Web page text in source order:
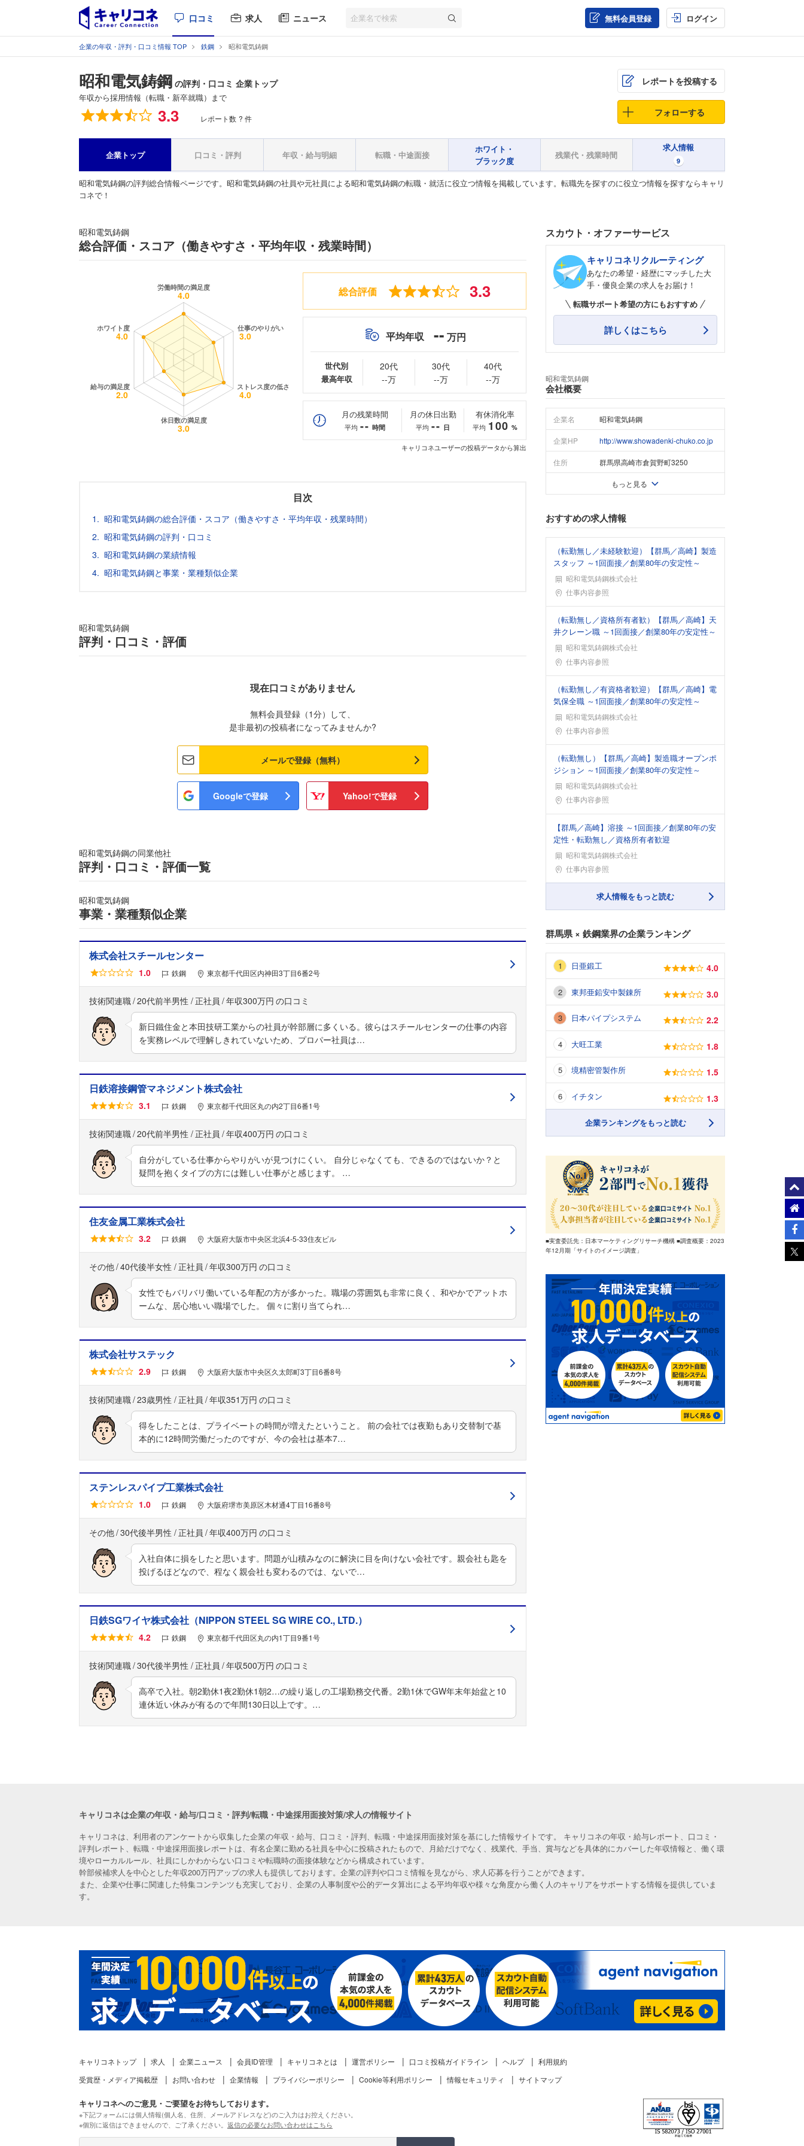
口コミ 求人 ニュース 無料会員登録 ログイン
企業の年収・評判・口コミ情報 TOP 鉄鋼 昭和電気鋳鋼
昭和電気鋳鋼 の評判・口コミ 企業トップ
年収から採用情報（転職・新卒就職）まで
総合評価 3.3 レポート数 ? 件
レポートを投稿する
フォローする
企業トップ 口コミ・評判 年収・給与明細 転職・中途面接
ホワイト・
ブラック度
残業代・残業時間
求人情報
9
昭和電気鋳鋼の評判総合情報ページです。昭和電気鋳鋼の社員や元社員による昭和電気鋳鋼の転職・就活に役立つ情報を掲載しています。転職先を探すのに役立つ情報を探すならキャリ
コネで！
昭和電気鋳鋼
総合評価・スコア（働きやすさ・平均年収・残業時間）
総合評価 3.3
平均年収 -- 万円
世代別
最高年収
20代
--万
30代
--万
40代
--万
月の残業時間
平均 -- 時間
月の休日出勤
平均 -- 日
有休消化率
平均 100 %
キャリコネユーザーの投稿データから算出
目次
昭和電気鋳鋼の総合評価・スコア（働きやすさ・平均年収・残業時間）
昭和電気鋳鋼の評判・口コミ
昭和電気鋳鋼の業績情報
昭和電気鋳鋼と事業・業種類似企業
昭和電気鋳鋼
評判・口コミ・評価
現在口コミがありません
無料会員登録（1分）して、
是非最初の投稿者になってみませんか?
メールで登録（無料）
Googleで登録 Yahoo!で登録
昭和電気鋳鋼の同業他社
評判・口コミ・評価一覧
昭和電気鋳鋼
事業・業種類似企業
株式会社スチールセンター
1.0 鉄鋼 東京都千代田区内神田3丁目6番2号
技術関連職 20代前半男性 正社員 年収300万円
新日鐵住金と本田技研工業からの社員が幹部層に多くいる。彼らはスチールセンターの仕事の内容
を実務レベルで理解しきれていないため、プロパー社員は…
日鉄溶接鋼管マネジメント株式会社
3.1 鉄鋼 東京都千代田区丸の内2丁目6番1号
技術関連職 20代前半男性 正社員 年収400万円
自分がしている仕事からやりがいが見つけにくい。 自分じゃなくても、できるのではないか？と
疑問を抱くタイプの方には難しい仕事がと感じます。 …
住友金属工業株式会社
3.2 鉄鋼 大阪府大阪市中央区北浜4-5-33住友ビル
その他 40代後半女性 正社員 年収300万円
女性でもバリバリ働いている年配の方が多かった。職場の雰囲気も非常に良く、和やかでアットホ
ームな、居心地いい職場でした。 個々に割り当てられ…
株式会社サステック
2.9 鉄鋼 大阪府大阪市中央区久太郎町3丁目6番8号
技術関連職 23歳男性 正社員 年収351万円
得をしたことは、プライベートの時間が増えたということ。 前の会社では夜勤もあり交替制で基
本的に12時間労働だったのですが、今の会社は基本7…
ステンレスパイプ工業株式会社
1.0 鉄鋼 大阪府堺市美原区木材通4丁目16番8号
その他 30代後半男性 正社員 年収400万円
入社自体に損をしたと思います。問題が山積みなのに解決に目を向けない会社です。親会社も匙を
投げるほどなので、程なく親会社も変わるのでは、ないで…
日鉄SGワイヤ株式会社（NIPPON STEEL SG WIRE CO., LTD.）
4.2 鉄鋼 東京都千代田区丸の内1丁目9番1号
技術関連職 30代後半男性 正社員 年収500万円
高卒で入社。朝2勤休1夜2勤休1朝2…の繰り返しの工場勤務交代番。2勤1休でGW年末年始盆と10
連休近い休みが有るので年間130日以上です。…
スカウト・オファーサービス
キャリコネリクルーティング
あなたの希望・経歴にマッチした大
手・優良企業の求人をお届け！
転職サポート希望の方にもおすすめ
詳しくはこちら
昭和電気鋳鋼
会社概要
企業名 昭和電気鋳鋼
企業HP http://www.showadenki-chuko.co.jp
住所 群馬県高崎市倉賀野町3250
もっと見る
おすすめの求人情報
（転勤無し／未経験歓迎）【群馬／高崎】製造
スタッフ ～1回面接／創業80年の安定性～
昭和電気鋳鋼株式会社
勤務地仕事内容参照
（転勤無し／資格所有者歓）【群馬／高崎】天
井クレーン職 ～1回面接／創業80年の安定性～
昭和電気鋳鋼株式会社
勤務地仕事内容参照
（転勤無し／有資格者歓迎）【群馬／高崎】電
気保全職 ～1回面接／創業80年の安定性～
昭和電気鋳鋼株式会社
勤務地仕事内容参照
（転勤無し）【群馬／高崎】製造職オープンポ
ジション ～1回面接／創業80年の安定性～
昭和電気鋳鋼株式会社
勤務地仕事内容参照
【群馬／高崎】溶接 ～1回面接／創業80年の安
定性・転勤無し／資格所有者歓迎
昭和電気鋳鋼株式会社
勤務地仕事内容参照
求人情報をもっと読む
群馬県× 鉄鋼業界の企業ランキング
日亜鍛工 4.0
東邦亜鉛安中製錬所 3.0
日本パイプシステム 2.2
大旺工業 1.8
境精密管製作所 1.5
イチタン 1.3
企業ランキングをもっと読む
■実査委託先：日本マーケティングリサーチ機構 ■調査概要：2023
年12月期「サイトのイメージ調査」
キャリコネは企業の年収・給与/口コミ・評判/転職・中途採用面接対策/求人の情報サイト
キャリコネは、利用者のアンケートから収集した企業の年収・給与、口コミ・評判、転職・中途採用面接対策を基にした情報サイトです。 キャリコネの年収・給与レポート、口コミ・
評判レポート、転職・中途採用面接レポートは、有名企業に勤める社員を中心に投稿されたもので、月給だけでなく、残業代、手当、賞与などを具体的にカバーした年収情報と、働く環
境やローカルルール、社員にしかわからない口コミや転職時の面接体験などから構成されています。
幹部候補求人を中心とした年収200万円アップの求人も提供しております。企業の評判や口コミ情報を見ながら、求人応募を行うことができます。
また、企業や仕事に関連した特集コンテンツも充実しており、企業の人事制度や公的データ算出による平均年収や様々な角度から働く人のキャリアをサポートする情報を提供していま
す。
キャリコネトップ 求人 企業ニュース 会員ID管理 キャリコネとは 運営ポリシー 口コミ投稿ガイドライン ヘルプ
利用規約
受賞歴・メディア掲載歴
お問い合わせ 企業情報 プライバシーポリシー Cookie等利用ポリシー 情報セキュリティ サイトマップ
キャリコネへのご意見・ご要望をお待ちしております。
※下記フォームには個人情報(個人名、住所、メールアドレスなど)のご入力はお控えください。
※個別に返信はできませんので、ご了承ください。 返信の必要なお問い合わせはこちら